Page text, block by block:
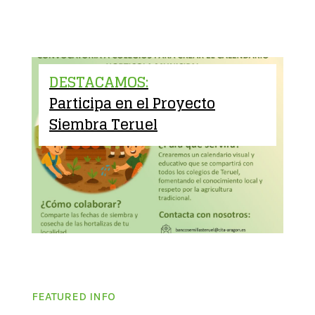
DESTACAMOS:
Participa en el Proyecto
Siembra Teruel
FEATURED INFO